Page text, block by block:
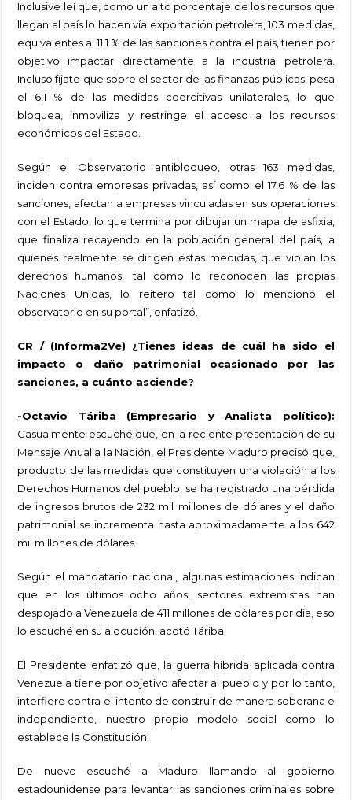
Inclusive leí que, como un alto porcentaje de los recursos que
llegan al país lo hacen vía exportación petrolera, 103 medidas,
equivalentes al 11,1 % de las sanciones contra el país, tienen por
objetivo impactar directamente a la industria petrolera.
Incluso fíjate que sobre el sector de las finanzas públicas, pesa
el 6,1 % de las medidas coercitivas unilaterales, lo que
bloquea, inmoviliza y restringe el acceso a los recursos
económicos del Estado.
Según el Observatorio antibloqueo, otras 163 medidas,
inciden contra empresas privadas, así como el 17,6 % de las
sanciones, afectan a empresas vinculadas en sus operaciones
con el Estado, lo que termina por dibujar un mapa de asfixia,
que finaliza recayendo en la población general del país, a
quienes realmente se dirigen estas medidas, que violan los
derechos humanos, tal como lo reconocen las propias
Naciones Unidas, lo reitero tal como lo mencionó el
observatorio en su portal”, enfatizó.
CR / (Informa2Ve) ¿Tienes ideas de cuál ha sido el
impacto o daño patrimonial ocasionado por las
sanciones, a cuánto asciende?
-Octavio Táriba (Empresario y Analista político):
Casualmente escuché que, en la reciente presentación de su
Mensaje Anual a la Nación, el Presidente Maduro precisó que,
producto de las medidas que constituyen una violación a los
Derechos Humanos del pueblo, se ha registrado una pérdida
de ingresos brutos de 232 mil millones de dólares y el daño
patrimonial se incrementa hasta aproximadamente a los 642
mil millones de dólares.
Según el mandatario nacional, algunas estimaciones indican
que en los últimos ocho años, sectores extremistas han
despojado a Venezuela de 411 millones de dólares por día, eso
lo escuché en su alocución, acotó Táriba.
El Presidente enfatizó que, la guerra híbrida aplicada contra
Venezuela tiene por objetivo afectar al pueblo y por lo tanto,
interfiere contra el intento de construir de manera soberana e
independiente, nuestro propio modelo social como lo
establece la Constitución.
De nuevo escuché a Maduro llamando al gobierno
estadounidense para levantar las sanciones criminales sobre